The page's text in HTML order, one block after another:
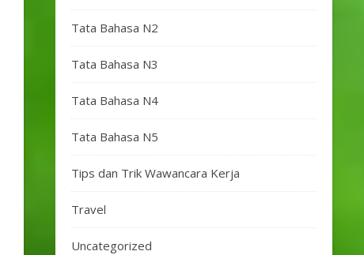
Tata Bahasa N2
Tata Bahasa N3
Tata Bahasa N4
Tata Bahasa N5
Tips dan Trik Wawancara Kerja
Travel
Uncategorized